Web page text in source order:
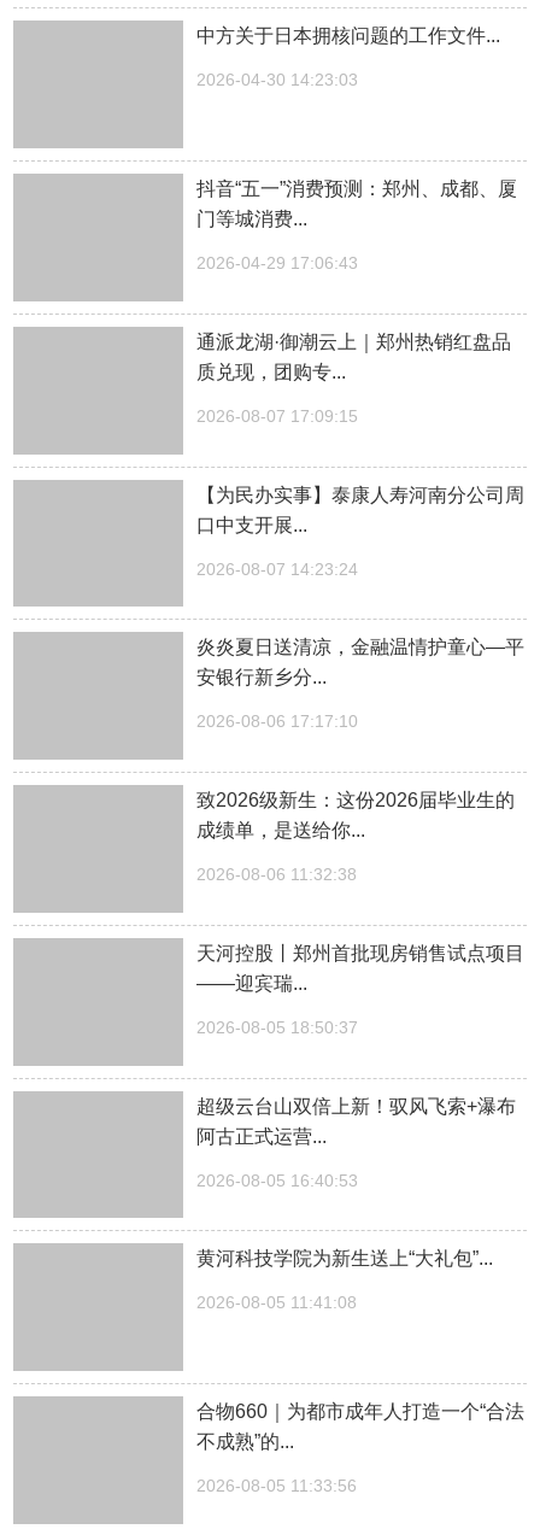
中方关于日本拥核问题的工作文件...
2026-04-30 14:23:03
抖音“五一”消费预测：郑州、成都、厦
门等城消费...
2026-04-29 17:06:43
通派龙湖·御潮云上｜郑州热销红盘品
质兑现，团购专...
2026-08-07 17:09:15
【为民办实事】泰康人寿河南分公司周
口中支开展...
2026-08-07 14:23:24
炎炎夏日送清凉，金融温情护童心—平
安银行新乡分...
2026-08-06 17:17:10
致2026级新生：这份2026届毕业生的
成绩单，是送给你...
2026-08-06 11:32:38
天河控股丨郑州首批现房销售试点项目
——迎宾瑞...
2026-08-05 18:50:37
超级云台山双倍上新！驭风飞索+瀑布
阿古正式运营...
2026-08-05 16:40:53
黄河科技学院为新生送上“大礼包”...
2026-08-05 11:41:08
合物660｜为都市成年人打造一个“合法
不成熟”的...
2026-08-05 11:33:56